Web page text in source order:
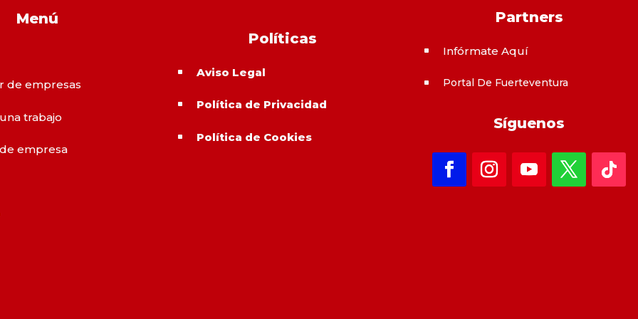
Menú
de empresas
trabajo
empresa
Políticas
^ Aviso Legal
^ Política de Privacidad
^ Política de Cookies
Partners
^ Infórmate Aquí
^ Portal De Fuerteventura
Síguenos